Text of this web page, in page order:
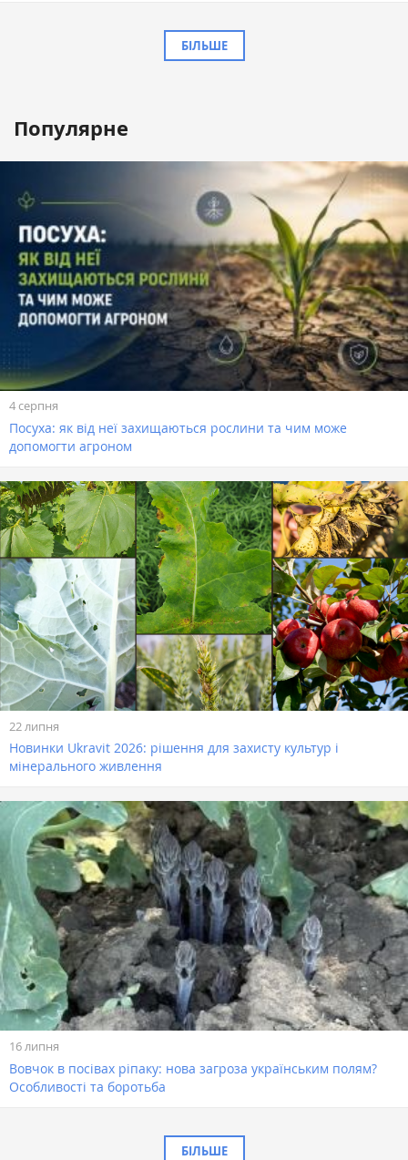
БІЛЬШЕ
Популярне
4 серпня
Посуха: як від неї захищаються рослини та чим може
допомогти агроном
22 липня
Новинки Ukravit 2026: рішення для захисту культур і
мінерального живлення
16 липня
Вовчок в посівах ріпаку: нова загроза українським полям?
Особливості та боротьба
БІЛЬШЕ